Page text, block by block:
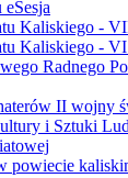
Kaliskiego -
Kaliskiego -
Radnego
II wojny
i Sztuki
powiecie